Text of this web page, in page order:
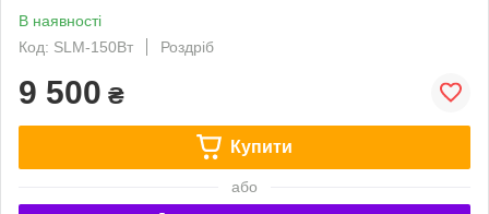
В наявності
Код: SLM-150Вт
Роздріб
9 500 ₴
Купити
або